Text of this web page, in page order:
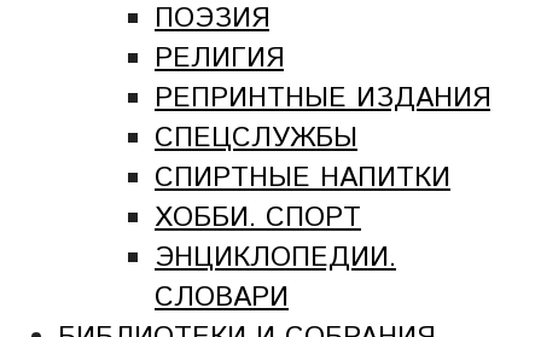
ПОЭЗИЯ
РЕЛИГИЯ
РЕПРИНТНЫЕ ИЗДАНИЯ
СПЕЦСЛУЖБЫ
СПИРТНЫЕ НАПИТКИ
ХОББИ. СПОРТ
ЭНЦИКЛОПЕДИИ.
СЛОВАРИ